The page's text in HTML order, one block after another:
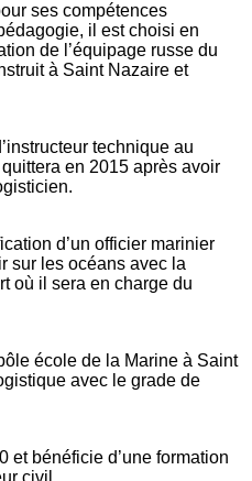
ses compétences
il est choisi en
de l’équipage russe du
à Saint Nazaire et
technique au
en 2015 après avoir
d’un officier marinier
sur les océans avec la
où il sera en charge du
école de la Marine à Saint
avec le grade de
et bénéficie d’une formation
civil.